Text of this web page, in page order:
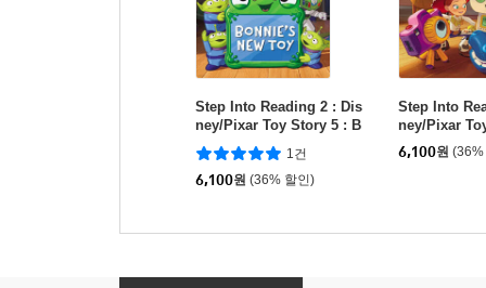
Step Into Reading 2 : Dis
ney/Pixar Toy Story 5 : B
onnie's New Toy
1건
6,100원 (36% 할인)
Step Into
ney/Pixar
eam Up!
6,100원 (36%